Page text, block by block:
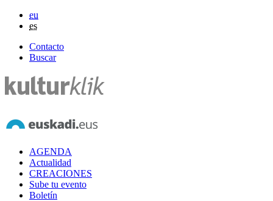
eu
es
Contacto
Buscar
AGENDA
Actualidad
CREACIONES
Sube tu evento
Boletín